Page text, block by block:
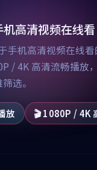
高清视频在线
手机高清视频在线
/ 4K 高清流畅播放
选。
放 🎬 1080P / 4K